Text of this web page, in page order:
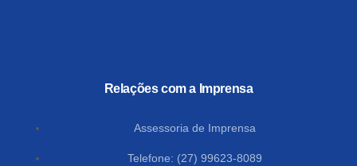
Relações com a Imprensa
Assessoria de Imprensa
Telefone: (27) 99623-8089